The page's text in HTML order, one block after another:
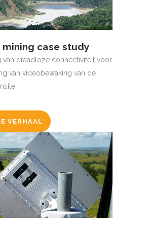
mining case study​
van draadloze connectiviteit voor
van videobewaking van de
VERHAAL